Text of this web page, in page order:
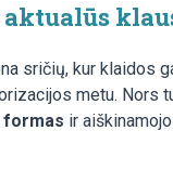
sričių, kur klaidos
metu.
formas ir